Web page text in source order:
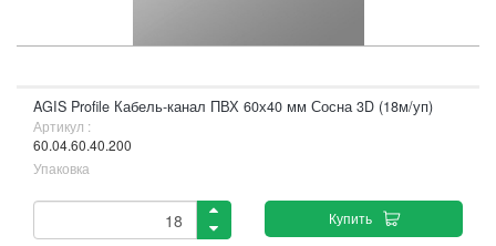
AGIS Profile Кабель-канал ПВХ 60х40 мм Сосна 3D (18м/уп)
Артикул :
60.04.60.40.200
Упаковка
Купить